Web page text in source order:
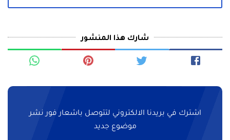
شارك هذا المنشور
اشترك في بريدنا الالكتروني لتتوصل باشعار فور نشر
موضوع جديد